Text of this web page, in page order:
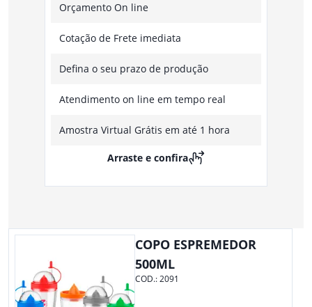
Orçamento On line
Cotação de Frete imediata
Defina o seu prazo de produção
Atendimento on line em tempo real
Amostra Virtual Grátis em até 1 hora
Arraste e confira
COPO ESPREMEDOR
500ML
COD.:2091